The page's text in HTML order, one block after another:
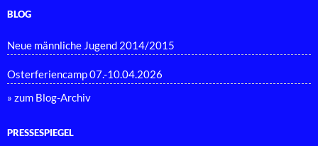
BLOG
Neue männliche Jugend 2014/2015
Osterferiencamp 07.-10.04.2026
» zum Blog-Archiv
PRESSESPIEGEL